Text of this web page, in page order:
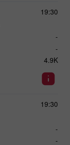
19:30
-
-
4.9K
19:30
-
-